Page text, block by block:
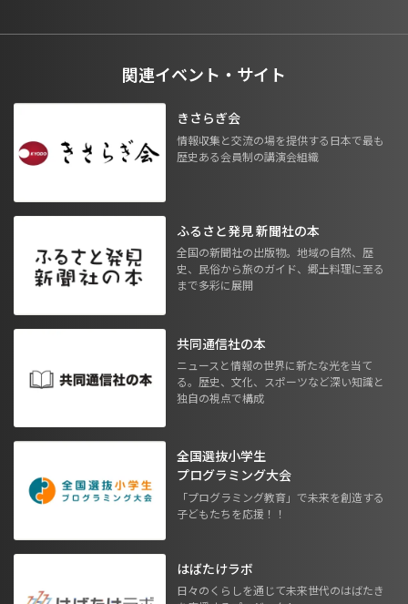
関連イベント・サイト
きさらぎ会
情報収集と交流の場を提供する日本で最も
歴史ある会員制の講演会組織
ふるさと発見 新聞社の本
全国の新聞社の出版物。地域の自然、歴
史、民俗から旅のガイド、郷土料理に至る
まで多彩に展開
共同通信社の本
ニュースと情報の世界に新たな光を当て
る。歴史、文化、スポーツなど深い知識と
独自の視点で構成
全国選抜小学生
プログラミング大会
「プログラミング教育」で未来を創造する
子どもたちを応援！！
はばたけラボ
日々のくらしを通じて未来世代のはばたき